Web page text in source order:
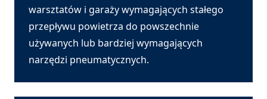
warsztatów i garaży wymagających stałego
przepływu powietrza do powszechnie
używanych lub bardziej wymagających
narzędzi pneumatycznych.